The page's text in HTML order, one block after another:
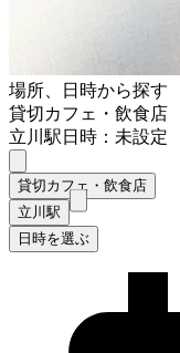
場所、日時から探す
貸切カフェ・飲食店
立川駅日時：未設定
貸切カフェ・飲食店
立川駅
日時を選ぶ